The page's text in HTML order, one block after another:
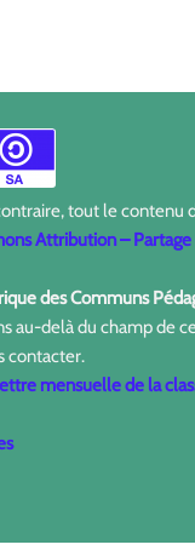
tout le contenu
Attribution –
des Communs
au-delà du champ de
contacter.
mensuelle de la